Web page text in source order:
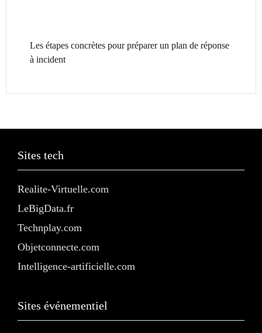
Les étapes concrètes pour préparer un plan de réponse
à incident
Sites tech
Realite-Virtuelle.com
LeBigData.fr
Technplay.com
Objetconnecte.com
Intelligence-artificielle.com
Sites événementiel